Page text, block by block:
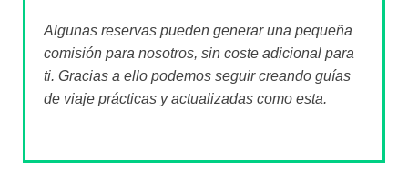
Algunas reservas pueden generar una pequeña
comisión para nosotros, sin coste adicional para
ti. Gracias a ello podemos seguir creando guías
de viaje prácticas y actualizadas como esta.